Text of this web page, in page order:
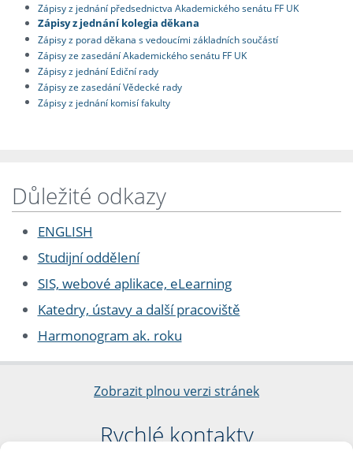
Zápisy z jednání předsednictva Akademického senátu FF UK
Zápisy z jednání kolegia děkana
Zápisy z porad děkana s vedoucími základních součástí
Zápisy ze zasedání Akademického senátu FF UK
Zápisy z jednání Ediční rady
Zápisy ze zasedání Vědecké rady
Zápisy z jednání komisí fakulty
Důležité odkazy
ENGLISH
Studijní oddělení
SIS, webové aplikace, eLearning
Katedry, ústavy a další pracoviště
Harmonogram ak. roku
Zobrazit plnou verzi stránek
Rychlé kontakty